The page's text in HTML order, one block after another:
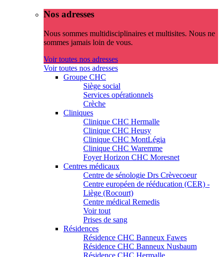
Nos adresses
Nous sommes multidisciplinaires et multisites. Nous ne
sommes jamais loin de vous.
Voir toutes nos adresses
Voir toutes nos adresses
Groupe CHC
Siège social
Services opérationnels
Crèche
Cliniques
Clinique CHC Hermalle
Clinique CHC Heusy
Clinique CHC MontLégia
Clinique CHC Waremme
Foyer Horizon CHC Moresnet
Centres médicaux
Centre de sénologie Drs Crèvecoeur
Centre européen de rééducation (CER) -
Liège (Rocourt)
Centre médical Remedis
Voir tout
Prises de sang
Résidences
Résidence CHC Banneux Fawes
Résidence CHC Banneux Nusbaum
Résidence CHC Hermalle